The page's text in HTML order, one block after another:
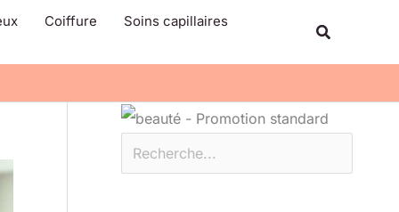
Coiffure Soins capillaires
Rechercher